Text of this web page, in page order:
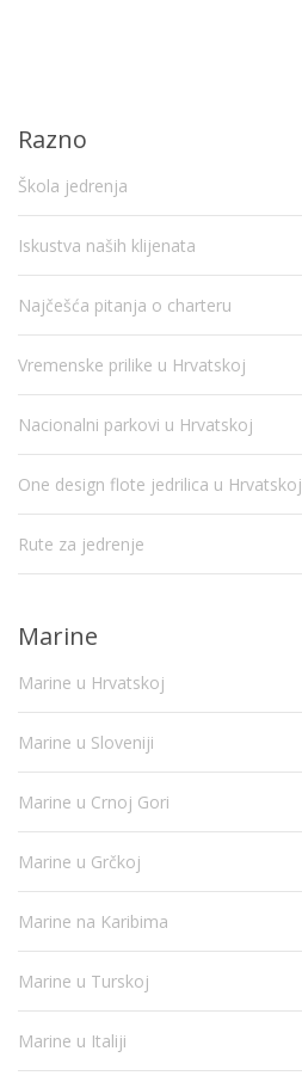
Razno
Škola jedrenja
Iskustva naših klijenata
Najčešća pitanja o charteru
Vremenske prilike u Hrvatskoj
Nacionalni parkovi u Hrvatskoj
One design flote jedrilica u Hrvatskoj
Rute za jedrenje
Marine
Marine u Hrvatskoj
Marine u Sloveniji
Marine u Crnoj Gori
Marine u Grčkoj
Marine na Karibima
Marine u Turskoj
Marine u Italiji